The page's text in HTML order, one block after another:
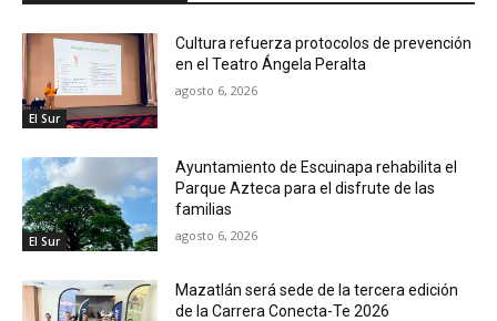
El Sur
Cultura refuerza protocolos de prevención
en el Teatro Ángela Peralta
agosto 6, 2026
El Sur
Ayuntamiento de Escuinapa rehabilita el
Parque Azteca para el disfrute de las
familias
agosto 6, 2026
Mazatlán será sede de la tercera edición
de la Carrera Conecta-Te 2026